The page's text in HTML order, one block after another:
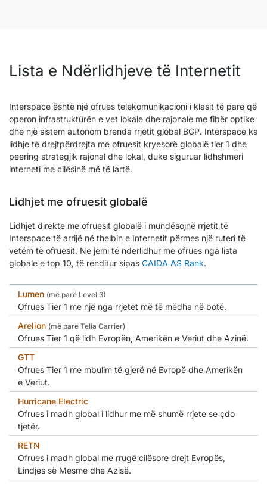
Lista e Ndërlidhjeve të Internetit
Interspace është një ofrues telekomunikacioni i klasit të parë që
operon infrastruktürën e vet lokale dhe rajonale me fibër optike
dhe një sistem autonom brenda rrjetit global BGP. Interspace ka
lidhje të drejtpërdrejta me ofruesit kryesorë globalë tier 1 dhe
peering strategjik rajonal dhe lokal, duke siguruar lidhshmëri
interneti me cilësinë më të lartë.
Lidhjet me ofruesit globalë
Lidhjet direkte me ofruesit globalë i mundësojnë rrjetit të
Interspace të arrijë në thelbin e Internetit përmes një ruteri të
vetëm të ofruesit. Ne jemi të ndërlidhur me ofrues nga lista
globale e top 10, të renditur sipas CAIDA AS Rank.
Lumen (më parë Level 3)
Ofrues Tier 1 me një nga rrjetet më të mëdha në botë.
Arelion (më parë Telia Carrier)
Ofrues Tier 1 që lidh Evropën, Amerikën e Veriut dhe Azinë.
GTT
Ofrues Tier 1 me mbulim të gjerë në Evropë dhe Amerikën
e Veriut.
Hurricane Electric
Ofrues i madh global i lidhur me më shumë rrjete se çdo
tjetër.
RETN
Ofrues i madh global me rrugë cilësore drejt Evropës,
Lindjes së Mesme dhe Azisë.